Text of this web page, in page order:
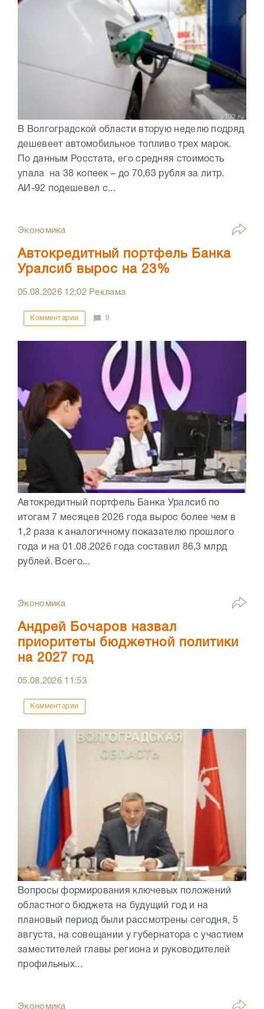
В Волгоградской области вторую неделю подряд
дешевеет автомобильное топливо трех марок.
По данным Росстата, его средняя стоимость
упала на 38 копеек – до 70,63 рубля за литр.
АИ-92 подешевел с...
Экономика
Автокредитный портфель Банка
Уралсиб вырос на 23%
05.08.2026 12:02Реклама
Комментарии 0
Автокредитный портфель Банка Уралсиб по
итогам 7 месяцев 2026 года вырос более чем в
1,2 раза к аналогичному показателю прошлого
года и на 01.08.2026 года составил 86,3 млрд
рублей. Всего...
Экономика
Андрей Бочаров назвал
приоритеты бюджетной политики
на 2027 год
05.08.2026 11:53
Комментарии
Вопросы формирования ключевых положений
областного бюджета на будущий год и на
плановый период были рассмотрены сегодня, 5
августа, на совещании у губернатора с участием
заместителей главы региона и руководителей
профильных...
Экономика